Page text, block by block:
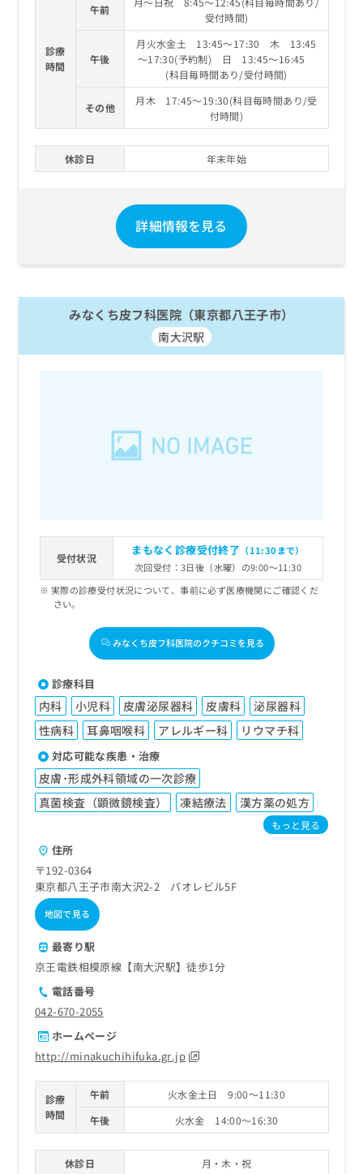
診療
時間
午前
受付時間)
午後
月火水金土 13:45～17:30 木 13:45
～17:30(予約制) 日 13:45～16:45
(科目毎時間あり/受付時間)
その他
月木 17:45～19:30(科目毎時間あり/受
付時間)
休診日 年末年始
詳細情報を見る
みなくち皮フ科医院（東京都八王子市）
南大沢駅
受付状況
まもなく診療受付終了 （11:30まで）
次回受付：3日後（水曜）の9:00～11:30
実際の診療受付状況について、事前に必ず医療機関にご確認くだ
さい。
みなくち皮フ科医院のクチコミを見る
診療科目
内科 小児科 皮膚泌尿器科 皮膚科
泌尿器科
性病科
耳鼻咽喉科 アレルギー科 リウマチ科
対応可能な疾患・治療
皮膚･形成外科領域の一次診療
真菌検査（顕微鏡検査）
凍結療法 漢方薬の処方
もっと見る
住所
〒192-0364
東京都八王子市南大沢2-2 パオレビル5F
地図で見る
最寄り駅
京王電鉄相模原線【南大沢駅】徒歩1分
電話番号
042-670-2055
ホームページ
http://minakuchihifuka.gr.jp
診療
時間
午前
火水金土日 9:00～11:30
午後
火水金 14:00～16:30
休診日 月・木・祝